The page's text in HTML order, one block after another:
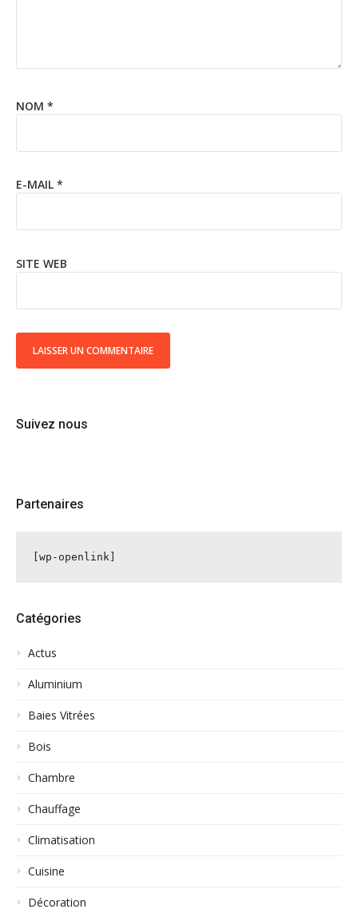
NOM *
E-MAIL *
SITE WEB
Suivez nous
Partenaires
[wp-openlink]
Catégories
Actus
Aluminium
Baies Vitrées
Bois
Chambre
Chauffage
Climatisation
Cuisine
Décoration